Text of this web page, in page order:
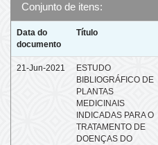
Conjunto de itens:
Data do
documento
Título
21-Jun-2021
ESTUDO
BIBLIOGRÁFICO DE
PLANTAS
MEDICINAIS
INDICADAS PARA O
TRATAMENTO DE
DOENÇAS DO